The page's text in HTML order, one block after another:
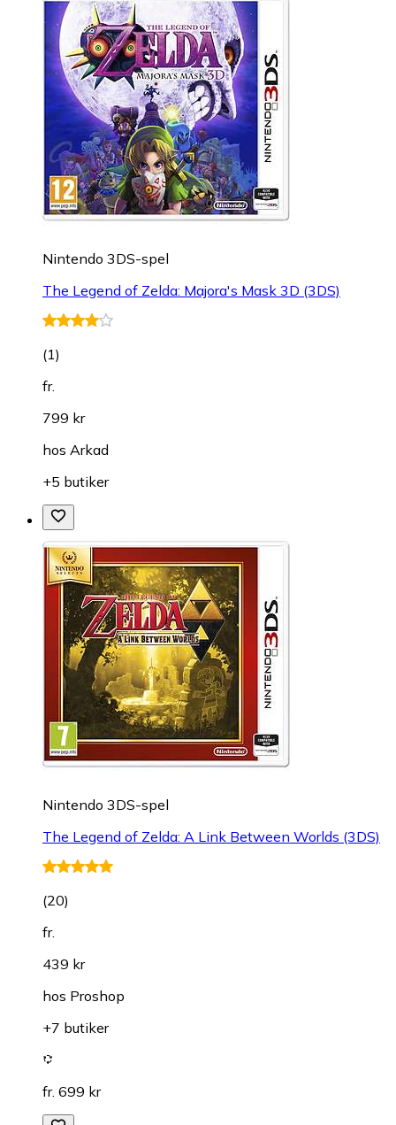
Nintendo 3DS-spel
The Legend of Zelda: Majora's Mask 3D (3DS)
(1)
fr.
799 kr
hos Arkad
+5 butiker
Nintendo 3DS-spel
The Legend of Zelda: A Link Between Worlds (3DS)
(20)
fr.
439 kr
hos Proshop
+7 butiker
fr. 699 kr